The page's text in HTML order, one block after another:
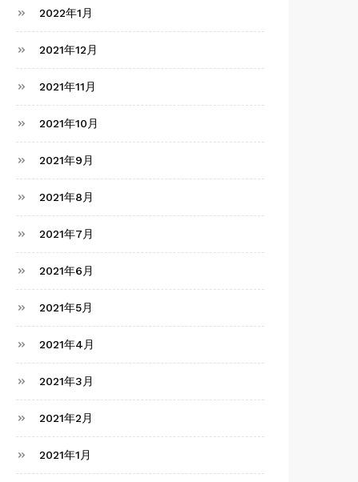
2022年1月
2021年12月
2021年11月
2021年10月
2021年9月
2021年8月
2021年7月
2021年6月
2021年5月
2021年4月
2021年3月
2021年2月
2021年1月